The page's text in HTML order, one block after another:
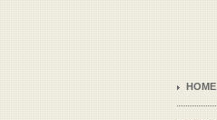
HOME